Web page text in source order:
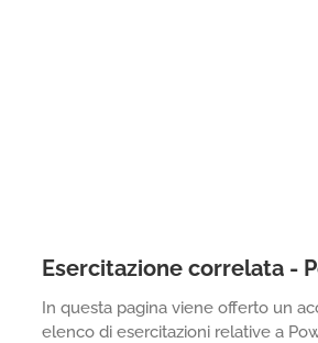
Esercitazione correlata -
In questa pagina viene offerto un
elenco di esercitazioni relative a